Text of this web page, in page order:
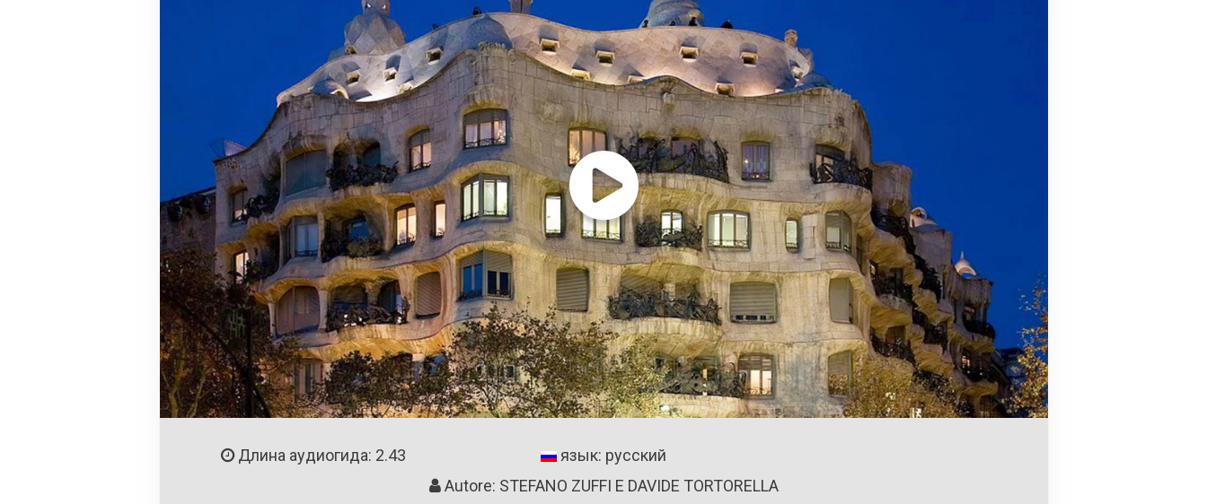
Длина аудиогида: 2.43
язык: русский
Autore: STEFANO ZUFFI E DAVIDE TORTORELLA